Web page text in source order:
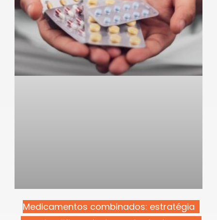
Medicamentos combinados: estratégia